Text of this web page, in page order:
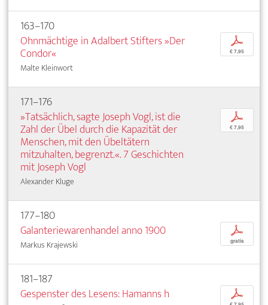
163–170
Ohnmächtige in Adalbert Stifters »Der
Condor«
Malte Kleinwort
p
€ 7,95
171–176
»Tatsächlich, sagte Joseph Vogl, ist die
Zahl der Übel durch die Kapazität der
Menschen, mit den Übeltätern
mitzuhalten, begrenzt.«. 7 Geschichten
mit Joseph Vogl
Alexander Kluge
p
€ 7,95
177–180
Galanteriewarenhandel anno 1900
Markus Krajewski
p
gratis
181–187
Gespenster des Lesens: Hamanns h
p